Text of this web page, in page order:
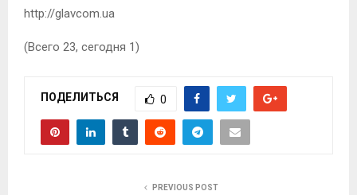
http://glavcom.ua
(Всего 23, сегодня 1)
ПОДЕЛИТЬСЯ 0
PREVIOUS POST